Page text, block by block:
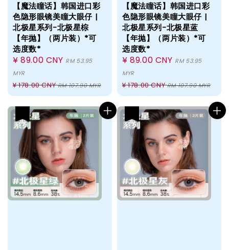
【魔法瞳话】韩国进口彩
色隐形眼镜美瞳大眼仔 |
北极星系列-北极星棕
【年抛】（两片装）*可
选度数*
Sale
price
¥ 89.00 CNY RM 53.95
MYR
Regular
price
¥ 178.00 CNYRM 107.90 MYR
【魔法瞳话】韩国进口彩
色隐形眼镜美瞳大眼仔 |
北极星系列-北极星蓝
【年抛】（两片装）*可
选度数*
Sale
price
¥ 89.00 CNY RM 53.95
MYR
Regular
price
¥ 178.00 CNYRM 107.90 MYR